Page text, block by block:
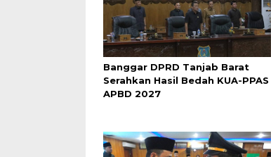
Banggar DPRD Tanjab Barat
Serahkan Hasil Bedah KUA-PPAS
APBD 2027